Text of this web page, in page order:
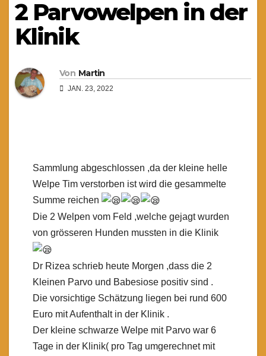
2 Parvowelpen in der
Klinik
Von Martin
JAN. 23, 2022
Sammlung abgeschlossen ,da der kleine helle
Welpe Tim verstorben ist wird die gesammelte
Summe reichen
Die 2 Welpen vom Feld ,welche gejagt wurden
von grösseren Hunden mussten in die Klinik
Dr Rizea schrieb heute Morgen ,dass die 2
Kleinen Parvo und Babesiose positiv sind .
Die vorsichtige Schätzung liegen bei rund 600
Euro mit Aufenthalt in der Klinik .
Der kleine schwarze Welpe mit Parvo war 6
Tage in der Klinik( pro Tag umgerechnet mit